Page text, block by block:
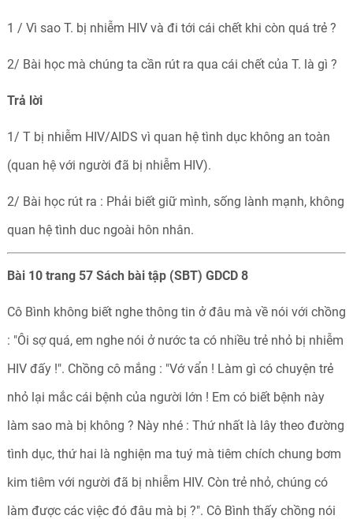
1 / Vì sao T. bị nhiễm HIV và đi tới cái chết khi còn quá trẻ ?
2/ Bài học mà chúng ta cần rút ra qua cái chết của T. là gì ?
Trả lời
1/ T bị nhiễm HIV/AIDS vì quan hệ tình dục không an toàn
(quan hệ với người đã bị nhiễm HIV).
2/ Bài học rút ra : Phải biết giữ mình, sống lành mạnh, không
quan hệ tình duc ngoài hôn nhân.
Bài 10 trang 57 Sách bài tập (SBT) GDCD 8
Cô Bình không biết nghe thông tin ở đâu mà về nói với chồng
: "Ôi sợ quá, em nghe nói ở nước ta có nhiều trẻ nhỏ bị nhiễm
HIV đấy !". Chồng cô mắng : "Vớ vẩn ! Làm gì có chuyện trẻ
nhỏ lại mắc cái bệnh của người lớn ! Em có biết bệnh này
làm sao mà bị không ? Này nhé : Thứ nhất là lây theo đường
tình dục, thứ hai là nghiện ma tuý mà tiêm chích chung bơm
kim tiêm với người đã bị nhiễm HIV. Còn trẻ nhỏ, chúng có
làm được các việc đó đâu mà bị ?". Cô Bình thấy chồng nói